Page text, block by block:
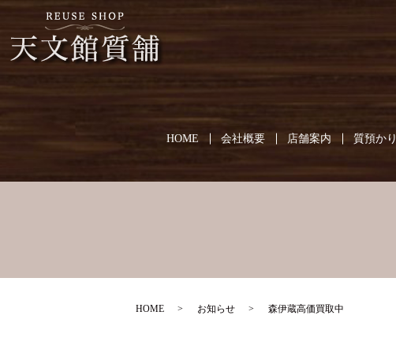
HOME 会社概要 店舗案内 質預かり
HOME お知らせ 森伊蔵高価買取中